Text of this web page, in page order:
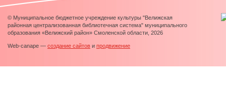
© Муниципальное бюджетное учреждение культуры "Велижская
районная централизованная библиотечная система" муниципального
образования «Велижский район» Смоленской области, 2026
Web-canape — создание сайтов и продвижение